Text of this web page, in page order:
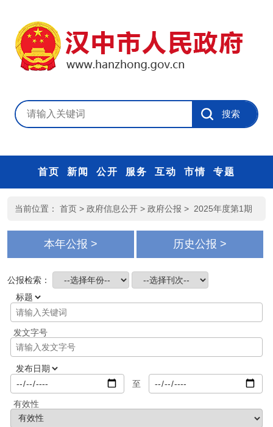
首页 新闻 公开 服务 互动 市情 专题
当前位置： 首页 > 政府信息公开 > 政府公报 > 2025年度第1期
本年公报 > 历史公报 >
公报检索：
发文字号
至
有效性